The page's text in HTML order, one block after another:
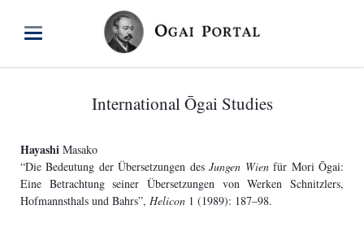
International Ōgai Studies
HayashiMasako
“Die Bedeutung der Übersetzungen desJungen Wienfür Mori Ōgai:
Eine Betrachtung seiner Übersetzungen von Werken Schnitzlers,
Hofmannsthals und Bahrs”, Helicon1 (1989): 187–98.